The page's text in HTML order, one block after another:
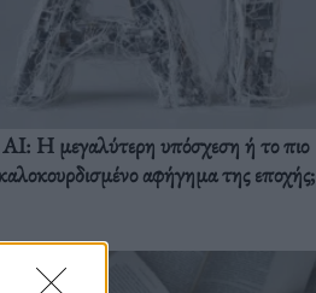
AI: Η μεγαλύτερη υπόσχεση ή το πιο
αφήγημα της εποχής;